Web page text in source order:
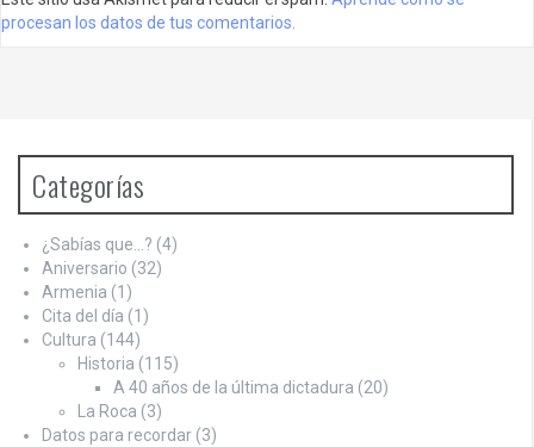
procesan los datos de tus comentarios.
Categorías
¿Sabías que…? (4)
Aniversario (32)
Armenia (1)
Cita del día (1)
Cultura (144)
Historia (115)
A 40 años de la última dictadura (20)
La Roca (3)
Datos para recordar (3)